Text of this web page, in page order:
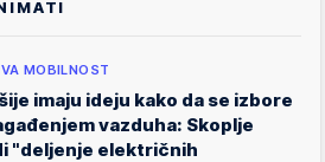
MOBILNOST
imaju ideju kako da se izbore
vazduha: Skoplje
"deljenje električnih